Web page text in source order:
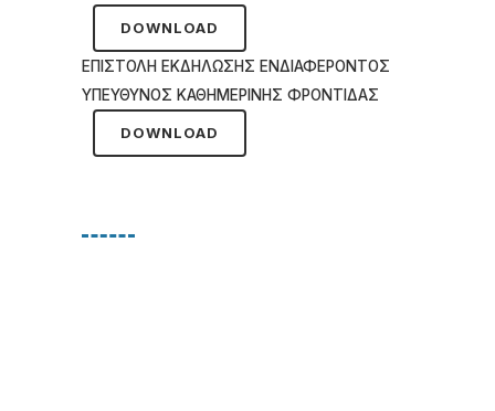
DOWNLOAD
ΕΠΙΣΤΟΛΗ ΕΚΔΗΛΩΣΗΣ ΕΝΔΙΑΦΕΡΟΝΤΟΣ
ΥΠΕΥΘΥΝΟΣ ΚΑΘΗΜΕΡΙΝΗΣ ΦΡΟΝΤΙΔΑΣ
DOWNLOAD